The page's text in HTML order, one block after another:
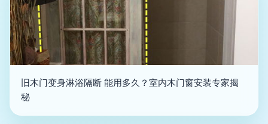
旧木门变身淋浴隔断 能用多久？室内木门窗安装专家揭
秘